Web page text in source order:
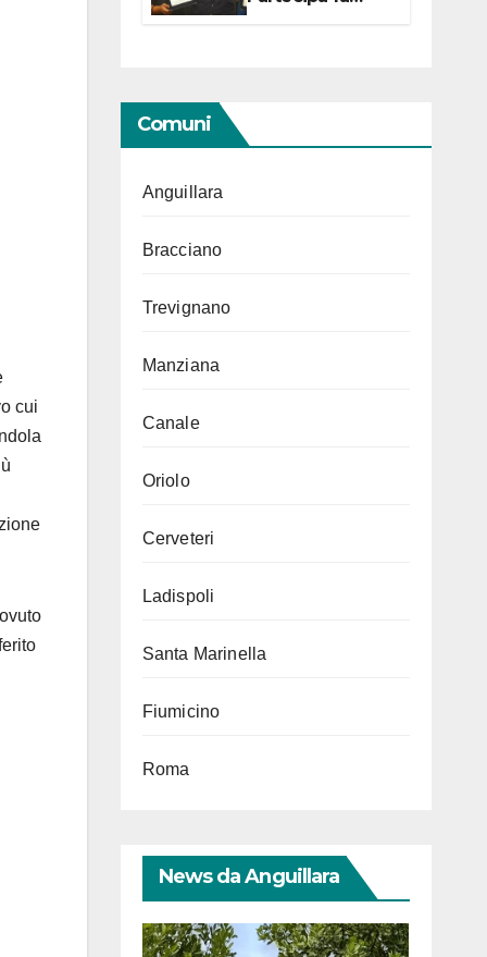
cui
centro con due
Comuni
Anguillara
Bracciano
Trevignano
Manziana
Canale
Oriolo
Cerveteri
Ladispoli
Santa Marinella
Fiumicino
Roma
News da Anguillara